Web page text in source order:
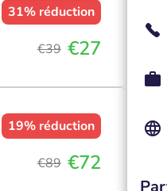
31% réduction
€39 €27
19% réduction
€89 €72